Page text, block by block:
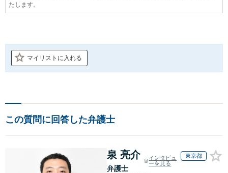
たします。
マイリストに入れる
この質問に回答した弁護士
泉 亮介
弁護士
インタビュ
ーを見る
東京都